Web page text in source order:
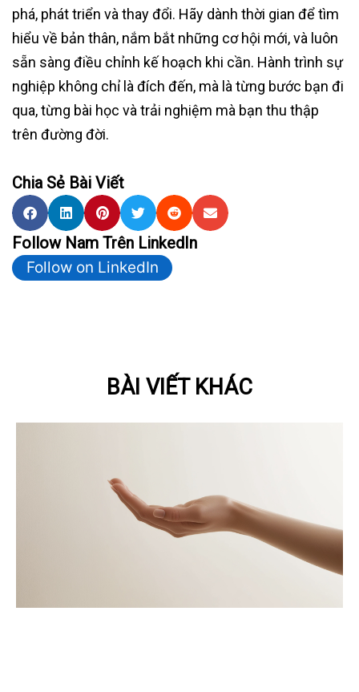
phá, phát triển và thay đổi. Hãy dành thời gian để tìm
hiểu về bản thân, nắm bắt những cơ hội mới, và luôn
sẵn sàng điều chỉnh kế hoạch khi cần. Hành trình sự
nghiệp không chỉ là đích đến, mà là từng bước bạn đi
qua, từng bài học và trải nghiệm mà bạn thu thập
trên đường đời.
Chia Sẻ Bài Viết
Follow Nam Trên LinkedIn
Follow on LinkedIn
BÀI VIẾT KHÁC